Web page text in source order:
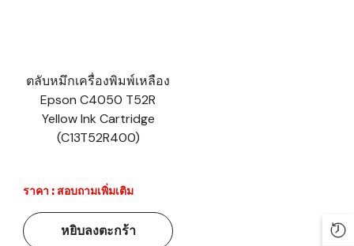
ตลับหมึกเครื่องพิมพ์เหลือง
Epson C4050 T52R
Yellow Ink Cartridge
(C13T52R400)
ราคา : สอบถามเพิ่มเติม
หยิบลงตะกร้า